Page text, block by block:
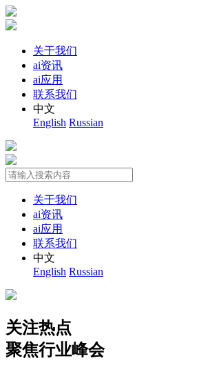
关于我们
ai资讯
ai应用
联系我们
中文
English Russian
关于我们
ai资讯
ai应用
联系我们
中文
English Russian
关注热点
聚焦行业峰会